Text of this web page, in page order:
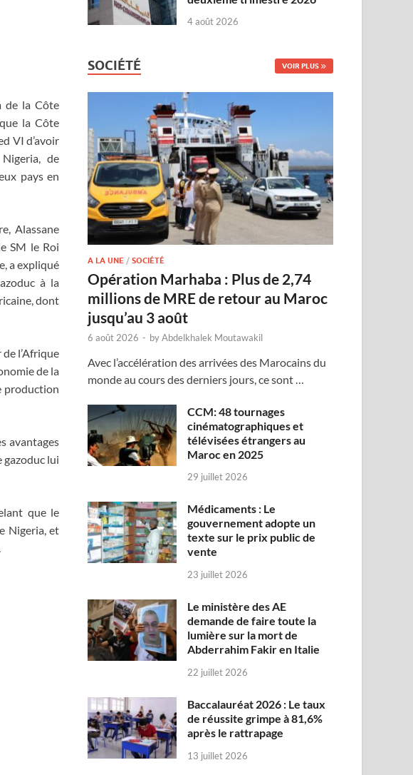
de la Côte
la Côte
VI d’avoir
de
pays en
Alassane
SM le Roi
a expliqué
à la
dont
l’Afrique
de la
production
avantages
gazoduc lui
que le
Nigeria, et
4 août 2026
SOCIÉTÉ VOIR PLUS
A LA UNE /SOCIÉTÉ
Opération Marhaba : Plus de 2,74
millions de MRE de retour au Maroc
jusqu’au 3 août
6 août 2026 - byAbdelkhalek Moutawakil
Avec l’accélération des arrivées des Marocains du
monde au cours des derniers jours, ce sont …
CCM: 48 tournages
cinématographiques et
télévisées étrangers au
Maroc en 2025
29 juillet 2026
Médicaments : Le
gouvernement adopte un
texte sur le prix public de
vente
23 juillet 2026
Le ministère des AE
demande de faire toute la
lumière sur la mort de
Abderrahim Fakir en Italie
22 juillet 2026
Baccalauréat 2026 : Le taux
de réussite grimpe à 81,6%
après le rattrapage
13 juillet 2026